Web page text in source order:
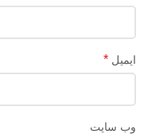
ایمیل *
وب‌ سایت